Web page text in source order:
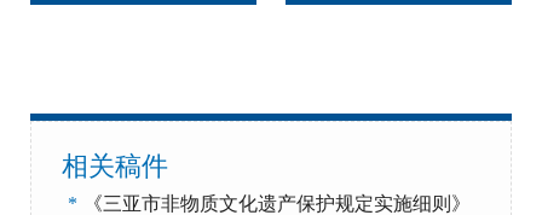
相关稿件
*
《三亚市非物质文化遗产保护规定实施细则》